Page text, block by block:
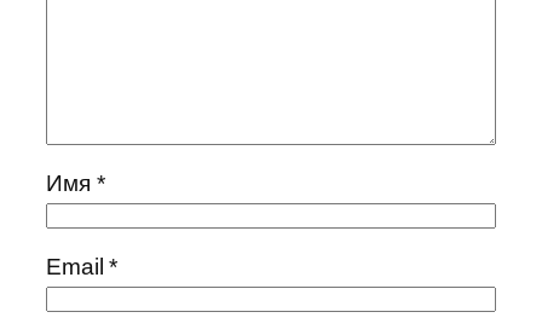
Имя *
Email*